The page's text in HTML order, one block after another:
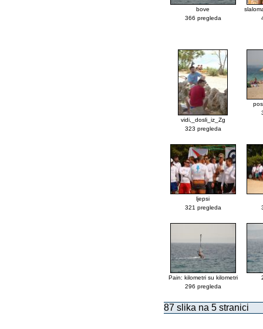
bove
366 pregleda
vidi,_dosli_iz_Zg
323 pregleda
ljepsi
321 pregleda
Pain: kilometri su kilometri
296 pregleda
87 slika na 5 stranici